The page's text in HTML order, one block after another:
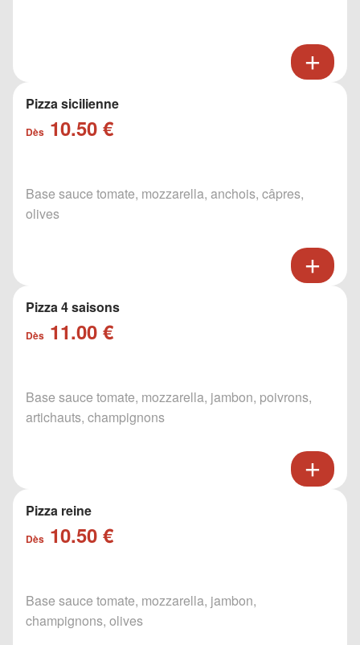
Pizza sicilienne
Dès 10.50 €
Base sauce tomate, mozzarella, anchois, câpres,
olives
Pizza 4 saisons
Dès 11.00 €
Base sauce tomate, mozzarella, jambon, poivrons,
artichauts, champignons
Pizza reine
Dès 10.50 €
Base sauce tomate, mozzarella, jambon,
champignons, olives